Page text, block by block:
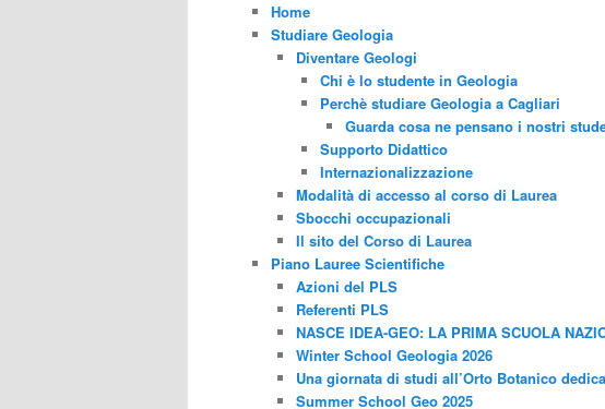
Home
Studiare Geologia
Diventare Geologi
Chi è lo studente in Geologia
Perchè studiare Geologia a Cagliari
Guarda cosa ne pensano i nostri
Supporto Didattico
Internazionalizzazione
Modalità di accesso al corso di Laurea
Sbocchi occupazionali
Il sito del Corso di Laurea
Piano Lauree Scientifiche
Azioni del PLS
Referenti PLS
NASCE IDEA-GEO: LA PRIMA SCUOLA
Winter School Geologia 2026
Una giornata di studi all’Orto Botanico
Summer School Geo 2025